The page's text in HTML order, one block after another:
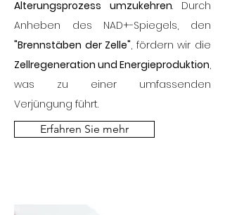
Alterungsprozess umzukehren. Durch
Anheben des NAD+-Spiegels, den
"Brennstäben der Zelle", fördern wir die
Zellregeneration und Energieproduktion,
was zu einer umfassenden
Verjüngung führt.
Erfahren Sie mehr